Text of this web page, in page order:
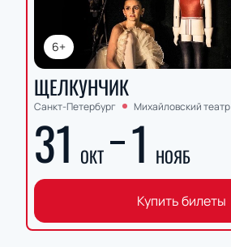
6+
ЩЕЛКУНЧИК
Санкт-Петербург Михайловский театр
31 ОКТ 1 НОЯБ
Купить билеты